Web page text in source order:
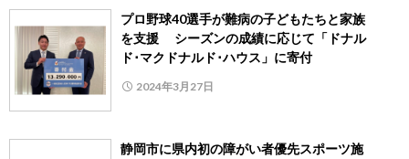
プロ野球40選手が難病の子どもたちと家族
を支援 シーズンの成績に応じて「ドナル
ド･マクドナルド･ハウス」に寄付
2024年3月27日
静岡市に県内初の障がい者優先スポーツ施